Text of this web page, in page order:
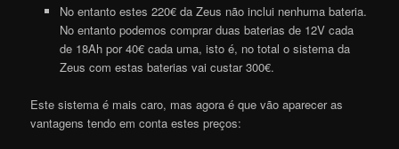
No entanto estes 220€ da Zeus não inclui nenhuma bateria.
No entanto podemos comprar duas baterias de 12V cada
de 18Ah por 40€ cada uma, isto é, no total o sistema da
Zeus com estas baterias vai custar 300€.
Este sistema é mais caro, mas agora é que vão aparecer as
vantagens tendo em conta estes preços: